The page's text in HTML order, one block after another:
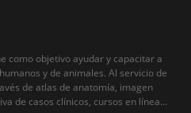
como objetivo ayudar y capacitar a
y de animales. Al servicio de
de atlas de anatomía, imagen
de casos clínicos, cursos en línea...